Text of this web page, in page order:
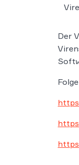
Der